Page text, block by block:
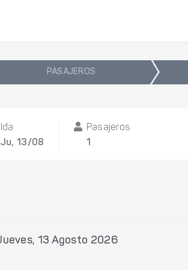
PASAJEROS
Ida
Ju, 13/08
Pasajeros
1
13 Agosto 2026